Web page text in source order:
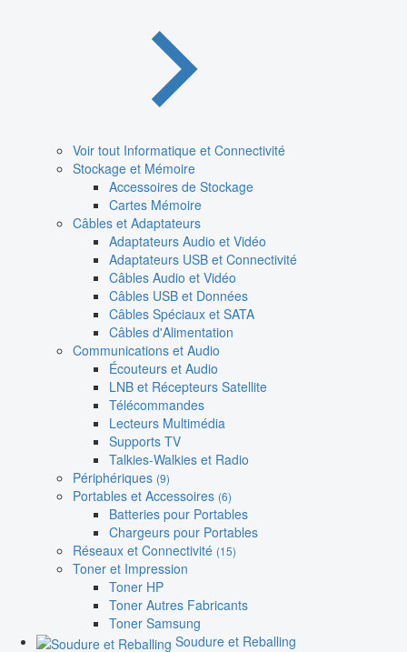
Voir tout Informatique et Connectivité
Stockage et Mémoire
Accessoires de Stockage
Cartes Mémoire
Câbles et Adaptateurs
Adaptateurs Audio et Vidéo
Adaptateurs USB et Connectivité
Câbles Audio et Vidéo
Câbles USB et Données
Câbles Spéciaux et SATA
Câbles d'Alimentation
Communications et Audio
Écouteurs et Audio
LNB et Récepteurs Satellite
Télécommandes
Lecteurs Multimédia
Supports TV
Talkies-Walkies et Radio
Périphériques (9)
Portables et Accessoires (6)
Batteries pour Portables
Chargeurs pour Portables
Réseaux et Connectivité (15)
Toner et Impression
Toner HP
Toner Autres Fabricants
Toner Samsung
Soudure et Reballing